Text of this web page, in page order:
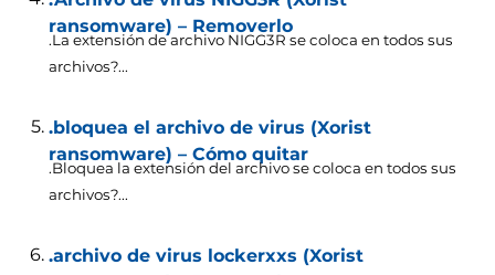
ransomware) – Removerlo
.La extensión de archivo NIGG3R se coloca en todos sus
archivos?...
.bloquea el archivo de virus (Xorist
ransomware) – Cómo quitar
.Bloquea la extensión del archivo se coloca en todos sus
archivos?...
.archivo de virus lockerxxs (Xorist